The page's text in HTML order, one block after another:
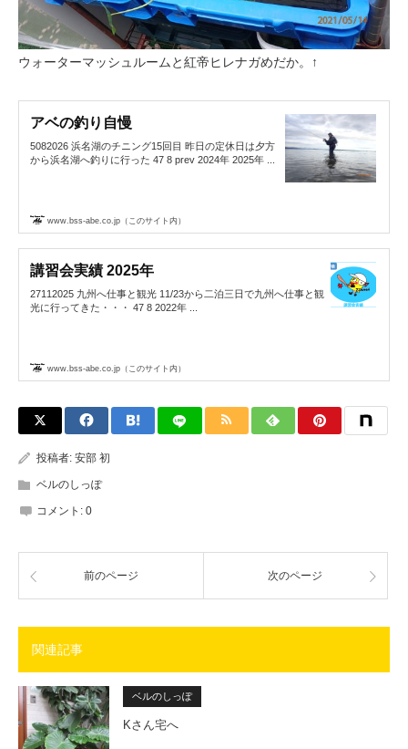
ウォーターマッシュルームと紅帝ヒレナガめだか。↑
アベの釣り自慢
5082026 浜名湖のチニング15回目 昨日の定休日は夕方
から浜名湖へ釣りに行った 47 8 prev 2024年 2025年 ...
www.bss-abe.co.jp（このサイト内）
講習会実績 2025年
27112025 九州へ仕事と観光 11/23から二泊三日で九州へ仕事と観
光に行ってきた・・・ 47 8 2022年 ...
www.bss-abe.co.jp（このサイト内）
投稿者: 安部 初
ベルのしっぽ
コメント: 0
前のページ 次のページ
関連記事
ベルのしっぽ
Kさん宅へ